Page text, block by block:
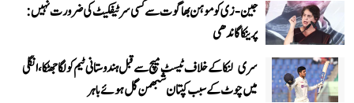
جین-زی کو موہن بھاگوت سے کسی سرٹیفکیٹ کی ضرورت نہیں:
پرینکا گاندھی
سری لنکا کے خلاف ٹیسٹ میچ سے قبل ہندوستانی ٹیم کو لگا جھٹکا، انگلی
میں چوٹ کے سبب کپتان شبھمن گل ہوئے باہر